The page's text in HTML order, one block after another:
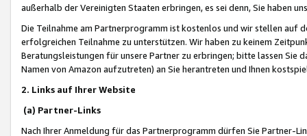
außerhalb der Vereinigten Staaten erbringen, es sei denn, Sie haben
Die Teilnahme am Partnerprogramm ist kostenlos und wir stellen auf
erfolgreichen Teilnahme zu unterstützen. Wir haben zu keinem
Beratungsleistungen für unsere Partner zu erbringen; bitte lassen Sie
Namen von Amazon aufzutreten) an Sie herantreten und Ihnen
2. Links auf Ihrer Website
(a) Partner-Links
Nach Ihrer Anmeldung für das Partnerprogramm dürfen Sie Partner-